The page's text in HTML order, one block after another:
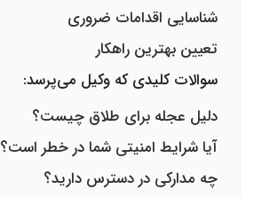
شناسایی اقدامات ضروری
تعیین بهترین راهکار
سوالات کلیدی که وکیل می‌پرسد:
دلیل عجله برای طلاق چیست؟
آیا شرایط امنیتی شما در خطر است؟
چه مدارکی در دسترس دارید؟